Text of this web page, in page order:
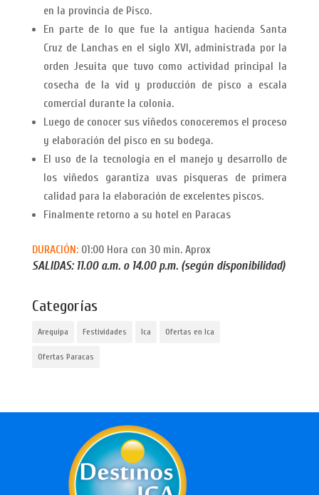
en la provincia de Pisco.
En parte de lo que fue la antigua hacienda Santa
Cruz de Lanchas en el siglo XVI, administrada por la
orden Jesuita que tuvo como actividad principal la
cosecha de la vid y producción de pisco a escala
comercial durante la colonia.
Luego de conocer sus viñedos conoceremos el proceso
y elaboración del pisco en su bodega.
El uso de la tecnología en el manejo y desarrollo de
los viñedos garantiza uvas pisqueras de primera
calidad para la elaboración de excelentes piscos.
Finalmente retorno a su hotel en Paracas
DURACIÓN:01:00 Hora con 30 min. Aprox
SALIDAS: 11.00 a.m. o 14.00 p.m. (según disponibilidad)
Categorías
Arequipa Festividades Ica Ofertas en Ica
Ofertas Paracas